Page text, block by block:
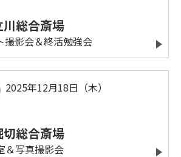
川総合斎場
撮影会＆終活勉強会
2025年12月18日（木）
切総合斎場
＆写真撮影会